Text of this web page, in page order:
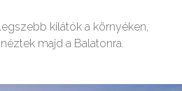
kilátók a környéken,
majd a Balatonra.